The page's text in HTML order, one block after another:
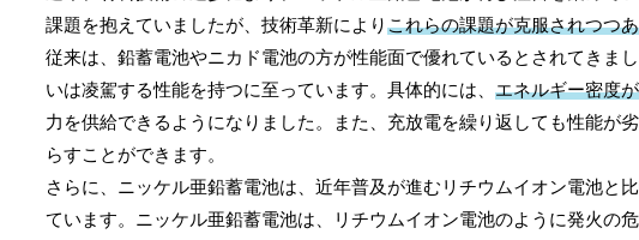
課題を抱えていましたが、技術革新によりこれらの課題が克服されつつ
従来は、鉛蓄電池やニカド電池の方が性能面で優れているとされてきま
いは凌駕する性能を持つに至っています。具体的には、 エネルギー密度
力を供給できるようになりました。また、充放電を繰り返しても性能が
らすことができます。
さらに、ニッケル亜鉛蓄電池は、近年普及が進むリチウムイオン電池
ています。ニッケル亜鉛蓄電池は、リチウムイオン電池のように発火の